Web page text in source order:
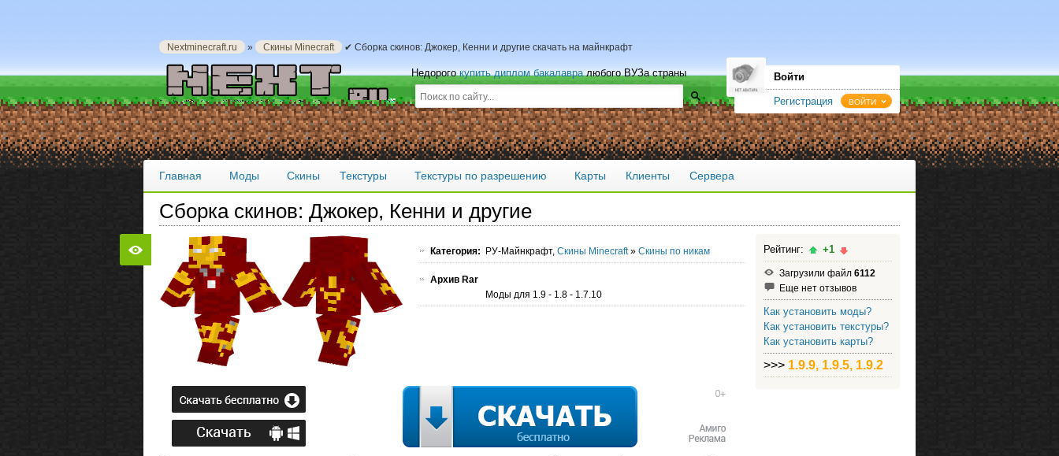
Nextminecraft.ru » Скины Minecraft ✔ Сборка скинов: Джокер, Кенни и другие скачать на майнкрафт
Недорогокупить диплом бакалавралюбого ВУЗа страны Войти
Регистрация ВОЙТИ
Главная Моды Скины Текстуры Текстуры по разрешению Карты Клиенты Сервера
Сборка скинов: Джокер, Кенни и другие
Категория: РУ-Майнкрафт, Скины Minecraft» Скины по никам
Архив Rar
Моды для 1.9 - 1.8 - 1.7.10
Рейтинг: +1
Загрузили файл 6112
Еще нет отзывов
Как установить моды?
Как установить текстуры?
Как установить карты?
>>> 1.9.9, 1.9.5, 1.9.2